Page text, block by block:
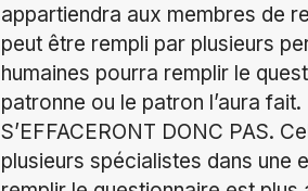
appartiendra aux membres de
peut être rempli par plusieurs
humaines pourra remplir le
patronne ou le patron l’aura
S’EFFACERONT DONC PAS.
plusieurs spécialistes dans une